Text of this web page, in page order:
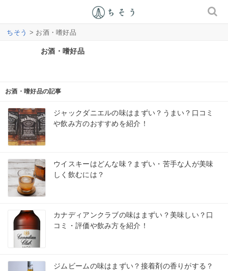
ちそう > お酒・嗜好品
お酒・嗜好品
お酒・嗜好品の記事
ジャックダニエルの味はまずい？うまい？口コミ
や飲み方のおすすめを紹介！
ウイスキーはどんな味？まずい・苦手な人が美味
しく飲むには？
カナディアンクラブの味はまずい？美味しい？口
コミ・評価や飲み方を紹介！
ジムビームの味はまずい？接着剤の香りがする？